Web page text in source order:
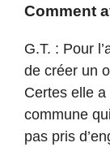
Comment
G.T. : Pour
de créer un
Certes elle a
commune
pas pris